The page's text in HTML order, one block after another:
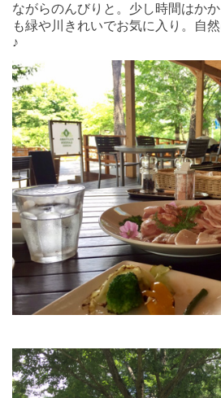
ながらのんびりと。少し時間はか
も緑や川きれいでお気に入り。自
♪